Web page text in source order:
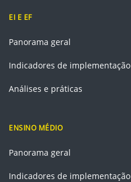
EI E EF
Panorama geral
Indicadores de implementação
Análises e práticas
ENSINO MÉDIO
Panorama geral
Indicadores de implementação